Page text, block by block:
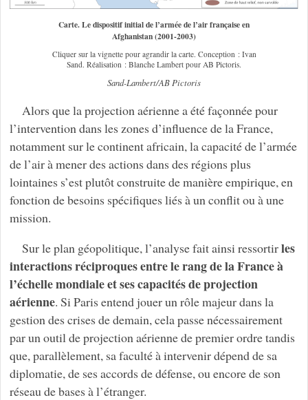
Carte. Le dispositif initial de l’armée de l’air française en
Afghanistan (2001-2003)
Cliquer sur la vignette pour agrandir la carte. Conception : Ivan
Sand. Réalisation : Blanche Lambert pour AB Pictoris.
Sand-Lambert/AB Pictoris
Alors que la projection aérienne a été façonnée pour
l’intervention dans les zones d’influence de la France,
notamment sur le continent africain, la capacité de l’armée
de l’air à mener des actions dans des régions plus
lointaines s’est plutôt construite de manière empirique, en
fonction de besoins spécifiques liés à un conflit ou à une
mission.
Sur le plan géopolitique, l’analyse fait ainsi ressortirles
interactions réciproques entre le rang de la France à
l’échelle mondiale et ses capacités de projection
aérienne. Si Paris entend jouer un rôle majeur dans la
gestion des crises de demain, cela passe nécessairement
par un outil de projection aérienne de premier ordre tandis
que, parallèlement, sa faculté à intervenir dépend de sa
diplomatie, de ses accords de défense, ou encore de son
réseau de bases à l’étranger.